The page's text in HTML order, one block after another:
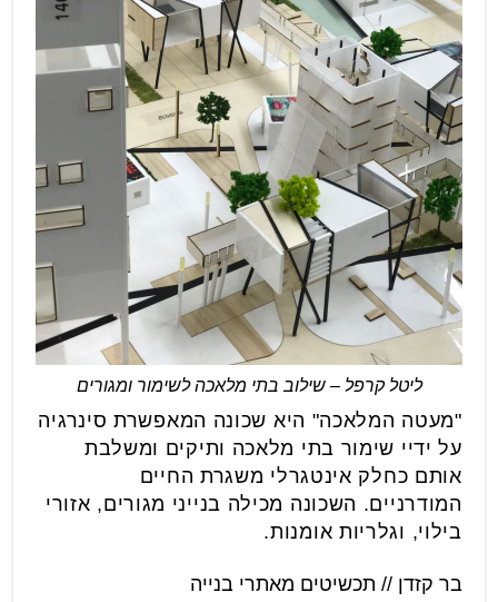
ליטל קרפל – שילוב בתי מלאכה לשימור ומגורים
"מעטה המלאכה" היא שכונה המאפשרת סינרגיה
על ידיי שימור בתי מלאכה ותיקים ומשלבת
אותם כחלק אינטגרלי משגרת החיים
המודרניים. השכונה מכילה בנייני מגורים, אזורי
בילוי, וגלריות אומנות.
בר קזדן // תכשיטים מאתרי בנייה